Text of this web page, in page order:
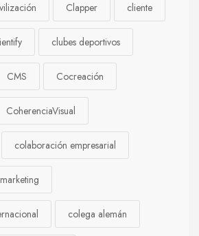
Clapper cliente
clubes deportivos
CMS Cocreación
CoherenciaVisual
colaboración empresarial
colega alemán